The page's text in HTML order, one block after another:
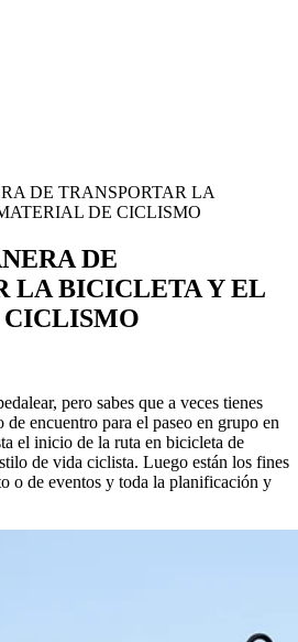
DE TRANSPORTAR LA
DE CICLISMO
DE
LA BICICLETA Y EL
pero sabes que a veces tienes
encuentro para el paseo en grupo en
el inicio de la ruta en bicicleta de
de vida ciclista. Luego están los fines
o de eventos y toda la planificación y